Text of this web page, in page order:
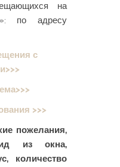
на
по адресу
с
>>>
пожелания,
из окна,
количество